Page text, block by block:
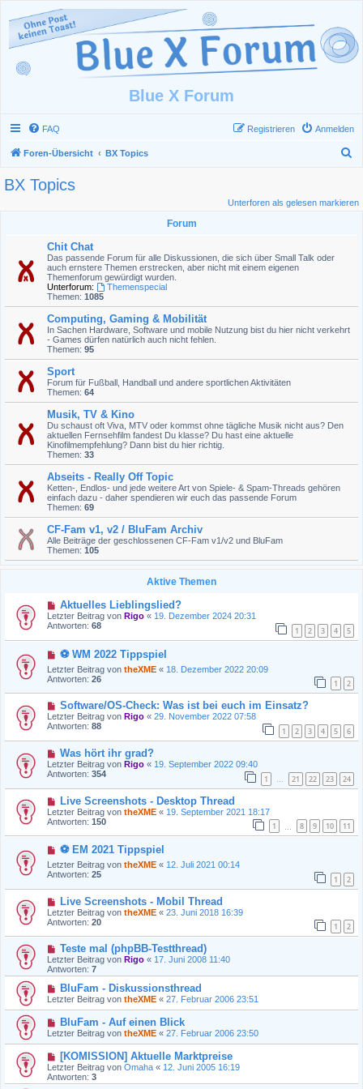
Blue X Forum
FAQ Anmelden
Registrieren
Foren-Übersicht BX Topics
BX Topics
Unterforen als gelesen markieren
Forum
Chit Chat
Das passende Forum für alle Diskussionen, die sich über Small Talk oder
auch ernstere Themen erstrecken, aber nicht mit einem eigenen
Themenforum gewürdigt wurden.
Unterforum:
Themenspecial
Themen: 1085
Computing, Gaming & Mobilität
In Sachen Hardware, Software und mobile Nutzung bist du hier nicht verkehrt
- Games dürfen natürlich auch nicht fehlen.
Themen: 95
Sport
Forum für Fußball, Handball und andere sportlichen Aktivitäten
Themen: 64
Musik, TV & Kino
Du schaust oft Viva, MTV oder kommst ohne tägliche Musik nicht aus? Den
aktuellen Fernsehfilm fandest Du klasse? Du hast eine aktuelle
Kinofilmempfehlung? Dann bist du hier richtig.
Themen: 33
Abseits - Really Off Topic
Ketten-, Endlos- und jede weitere Art von Spiele- & Spam-Threads gehören
einfach dazu - daher spendieren wir euch das passende Forum
Themen: 69
CF-Fam v1, v2 / BluFam Archiv
Alle Beiträge der geschlossenen CF-Fam v1/v2 und BluFam
Themen: 105
Aktive Themen
Aktuelles Lieblingslied?
Letzter Beitrag von Rigo « 19. Dezember 2024 20:31
Antworten: 68 1 2 3 4 5
⚽ WM 2022 Tippspiel
Letzter Beitrag von theXME « 18. Dezember 2022 20:09
Antworten: 26 1 2
Software/OS-Check: Was ist bei euch im Einsatz?
Letzter Beitrag von Rigo « 29. November 2022 07:58
Antworten: 88 1 2 3 4 5 6
Was hört ihr grad?
Letzter Beitrag von Rigo « 19. September 2022 09:40
Antworten: 354 1 … 21 22 23 24
Live Screenshots - Desktop Thread
Letzter Beitrag von theXME « 19. September 2021 18:17
Antworten: 150 1 8 9 10 11
⚽ EM 2021 Tippspiel
Letzter Beitrag von theXME « 12. Juli 2021 00:14
Antworten: 25 1 2
Live Screenshots - Mobil Thread
Letzter Beitrag von theXME « 23. Juni 2018 16:39
Antworten: 20 1 2
Teste mal (phpBB-Testthread)
Letzter Beitrag von Rigo « 17. Juni 2008 11:40
Antworten: 7
BluFam - Diskussionsthread
Letzter Beitrag von theXME « 27. Februar 2006 23:51
BluFam - Auf einen Blick
Letzter Beitrag von theXME « 27. Februar 2006 23:50
[KOMISSION] Aktuelle Marktpreise
Letzter Beitrag von Omaha « 12. Juni 2005 16:19
Antworten: 3